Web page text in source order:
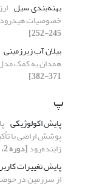
بهنه‌بندی سیل‌
خصوصیات
245-252]
بیلان آب زیرزمینی
همدان به کمک
371-382]
پ
پایش اکولوژیکی
پوشش اراضی با
زاینده‌رود[دوره 2، شماره 1، 1394، صفحه 23-38]
پایش تغییرات
از سرزمین در